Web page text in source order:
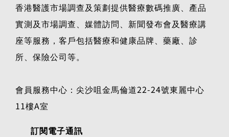
香港醫護市場調查及策劃提供醫療數碼推廣、產品
實測及市場調查、媒體訪問、新聞發布會及醫療講
座等服務，客戶包括醫療和健康品牌、藥廠、診
所、保險公司等。
會員服務中心：尖沙咀金馬倫道22-24號東麗中心
11樓A室
訂閱電子通訊